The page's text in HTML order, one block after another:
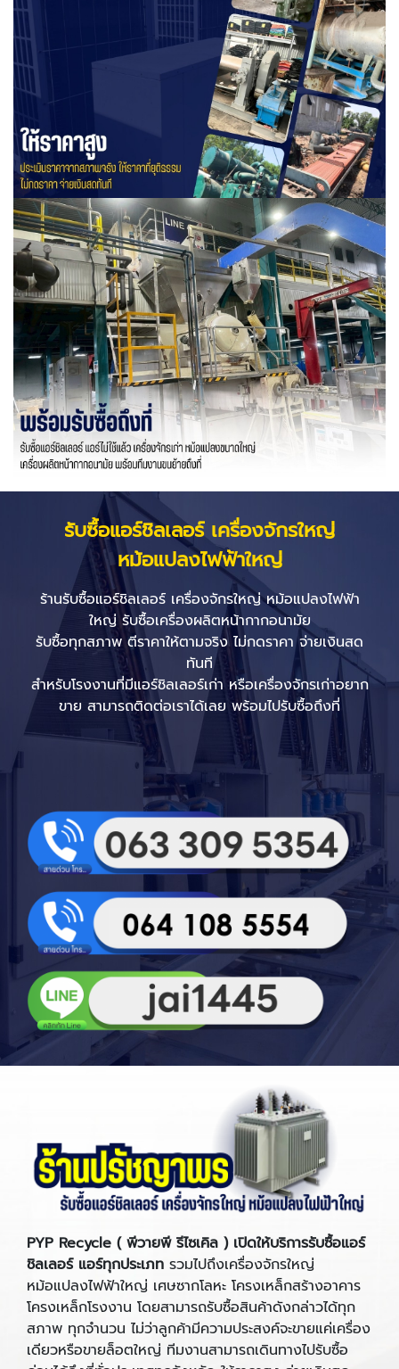
รับซื้อแอร์ชิลเลอร์ เครื่องจักรใหญ่
หม้อแปลงไฟฟ้าใหญ่
ร้านรับซื้อแอร์ชิลเลอร์ เครื่องจักรใหญ่ หม้อแปลงไฟฟ้า
ใหญ่ รับซื้อเครื่องผลิตหน้ากากอนามัย
รับซื้อทุกสภาพ ตีราคาให้ตามจริง ไม่กดราคา จ่ายเงินสด
ทันที
สำหรับโรงงานที่มีแอร์ชิลเลอร์เก่า หรือเครื่องจักรเก่าอยาก
ขาย สามารถติดต่อเราได้เลย พร้อมไปรับซื้อถึงที่
PYP Recycle ( พีวายพี รีไซเคิล ) เปิดให้บริการรับซื้อแอร์
ชิลเลอร์ แอร์ทุกประเภท รวมไปถึงเครื่องจักรใหญ่
หม้อแปลงไฟฟ้าใหญ่ เศษซากโลหะ โครงเหล็กสร้างอาคาร
โครงเหล็กโรงงาน โดยสามารถรับซื้อสินค้าดังกล่าวได้ทุก
สภาพ ทุกจำนวน ไม่ว่าลูกค้ามีความประสงค์จะขายแค่เครื่อง
เดียวหรือขายล็อตใหญ่ ทีมงานสามารถเดินทางไปรับซื้อ